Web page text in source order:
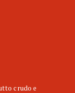
crudo e